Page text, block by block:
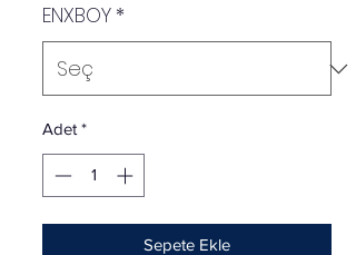
ENXBOY *
Adet *
Sepete Ekle